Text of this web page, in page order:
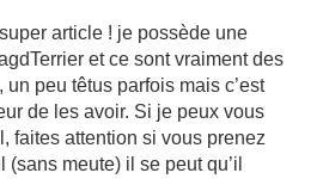
article ! je possède une
et ce sont vraiment des
peu têtus parfois mais c’est
de les avoir. Si je peux vous
faites attention si vous prenez
meute) il se peut qu’il